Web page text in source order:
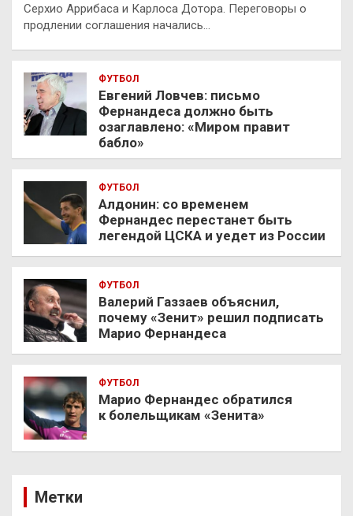
Серхио Аррибаса и Карлоса Дотора. Переговоры о
продлении соглашения начались…
ФУТБОЛ
Евгений Ловчев: письмо
Фернандеса должно быть
озаглавлено: «Миром правит
бабло»
ФУТБОЛ
Алдонин: со временем
Фернандес перестанет быть
легендой ЦСКА и уедет из России
ФУТБОЛ
Валерий Газзаев объяснил,
почему «Зенит» решил подписать
Марио Фернандеса
ФУТБОЛ
Марио Фернандес обратился
к болельщикам «Зенита»
Метки